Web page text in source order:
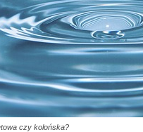
czy kolońska?